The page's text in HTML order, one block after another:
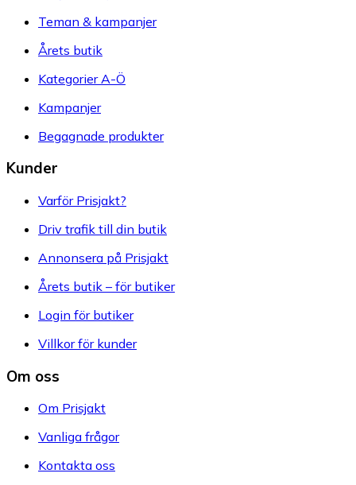
Teman & kampanjer
Årets butik
Kategorier A-Ö
Kampanjer
Begagnade produkter
Kunder
Varför Prisjakt?
Driv trafik till din butik
Annonsera på Prisjakt
Årets butik – för butiker
Login för butiker
Villkor för kunder
Om oss
Om Prisjakt
Vanliga frågor
Kontakta oss